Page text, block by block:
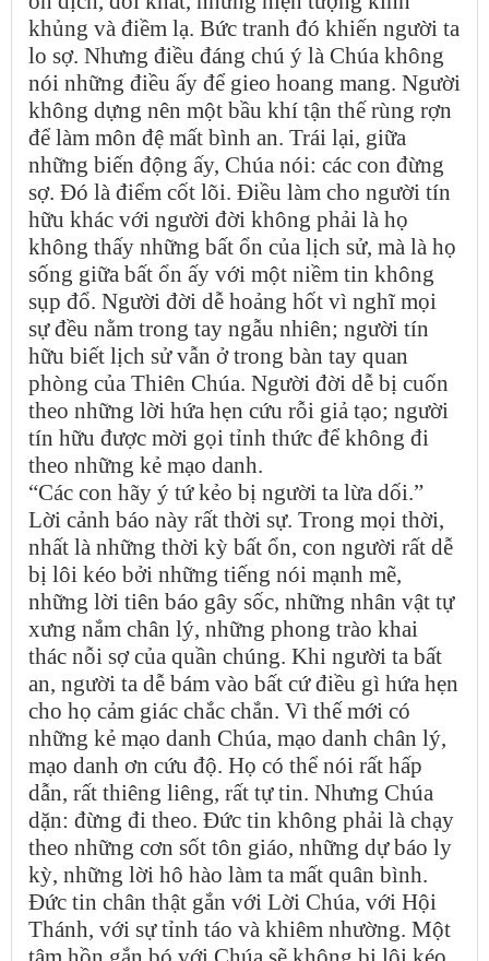
khủng và điềm lạ. Bức tranh đó khiến người ta
lo sợ. Nhưng điều đáng chú ý là Chúa không
nói những điều ấy để gieo hoang mang. Người
không dựng nên một bầu khí tận thế rùng rợn
để làm môn đệ mất bình an. Trái lại, giữa
những biến động ấy, Chúa nói: các con đừng
sợ. Đó là điểm cốt lõi. Điều làm cho người tín
hữu khác với người đời không phải là họ
không thấy những bất ổn của lịch sử, mà là họ
sống giữa bất ổn ấy với một niềm tin không
sụp đổ. Người đời dễ hoảng hốt vì nghĩ mọi
sự đều nằm trong tay ngẫu nhiên; người tín
hữu biết lịch sử vẫn ở trong bàn tay quan
phòng của Thiên Chúa. Người đời dễ bị cuốn
theo những lời hứa hẹn cứu rỗi giả tạo; người
tín hữu được mời gọi tỉnh thức để không đi
theo những kẻ mạo danh.
“Các con hãy ý tứ kẻo bị người ta lừa dối.”
Lời cảnh báo này rất thời sự. Trong mọi thời,
nhất là những thời kỳ bất ổn, con người rất dễ
bị lôi kéo bởi những tiếng nói mạnh mẽ,
những lời tiên báo gây sốc, những nhân vật tự
xưng nắm chân lý, những phong trào khai
thác nỗi sợ của quần chúng. Khi người ta bất
an, người ta dễ bám vào bất cứ điều gì hứa hẹn
cho họ cảm giác chắc chắn. Vì thế mới có
những kẻ mạo danh Chúa, mạo danh chân lý,
mạo danh ơn cứu độ. Họ có thể nói rất hấp
dẫn, rất thiêng liêng, rất tự tin. Nhưng Chúa
dặn: đừng đi theo. Đức tin không phải là chạy
theo những cơn sốt tôn giáo, những dự báo ly
kỳ, những lời hô hào làm ta mất quân bình.
Đức tin chân thật gắn với Lời Chúa, với Hội
Thánh, với sự tỉnh táo và khiêm nhường. Một